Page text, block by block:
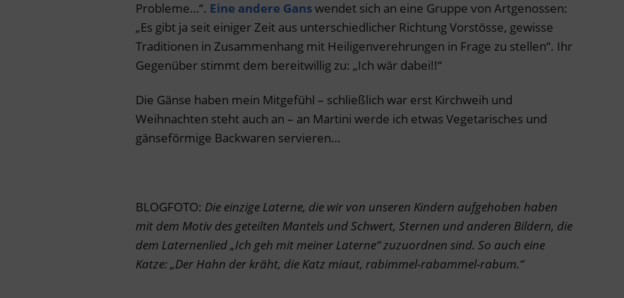
Probleme…“. Eine andere Ganswendet sich an eine Gruppe von Artgenossen:
„Es gibt ja seit einiger Zeit aus unterschiedlicher Richtung Vorstösse, gewisse
Traditionen in Zusammenhang mit Heiligenverehrungen in Frage zu stellen“. Ihr
Gegenüber stimmt dem bereitwillig zu: „Ich wär dabei!!“
Die Gänse haben mein Mitgefühl – schließlich war erst Kirchweih und
Weihnachten steht auch an – an Martini werde ich etwas Vegetarisches und
gänseförmige Backwaren servieren…
BLOGFOTO: Die einzige Laterne, die wir von unseren Kindern aufgehoben haben
mit dem Motiv des geteilten Mantels und Schwert, Sternen und anderen Bildern, die
dem Laternenlied „Ich geh mit meiner Laterne“ zuzuordnen sind. So auch eine
Katze: „Der Hahn der kräht, die Katz miaut, rabimmel-rabammel-rabum.“